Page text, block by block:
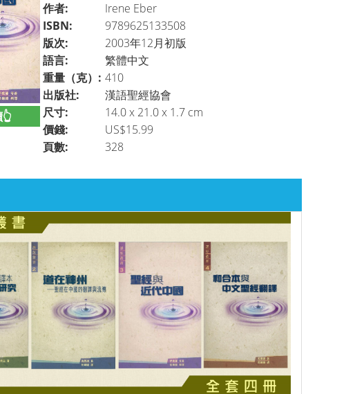
作者:
Irene Eber
ISBN:
9789625133508
版次:
2003年12月初版
語言:
繁體中文
重量（克）: 410
出版社:
漢語聖經協會
尺寸:
14.0 x 21.0 x 1.7 cm
價錢:
US$15.99
頁數:
328